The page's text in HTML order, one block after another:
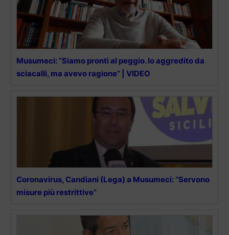
Musumeci: “Siamo pronti al peggio. Io aggredito da
sciacalli, ma avevo ragione” | VIDEO
Coronavirus, Candiani (Lega) a Musumeci: “Servono
misure più restrittive”